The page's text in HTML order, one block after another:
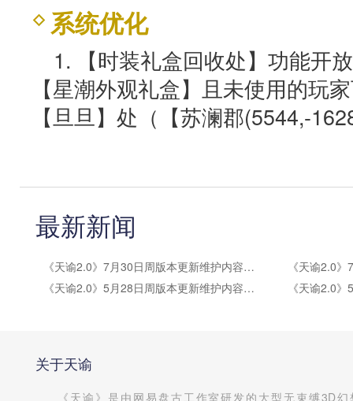
系统优化
1. 【时装礼盒回收处】功能开
【星潮外观礼盒】且未使用的玩
【旦旦】处（【苏澜郡(5544,-
最新新闻
《天谕2.0》7月30日周版本更新维护内容公告
《天谕2.0》5月28日周版本更新维护内容公告
关于天谕
《天谕》是由网易盘古工作室研发的大型无束缚3D幻